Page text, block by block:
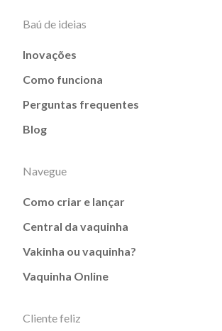
Baú de ideias
Inovações
Como funciona
Perguntas frequentes
Blog
Navegue
Como criar e lançar
Central da vaquinha
Vakinha ou vaquinha?
Vaquinha Online
Cliente feliz